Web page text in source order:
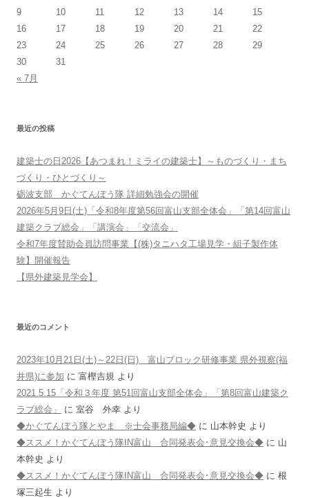
9
10 11 12 13 14
15
16
17 18 19 20 21
22
23
24 25 26 27 28
29
30
31
« 7月
最近の投稿
建築士の日2026【あつまれ！ミライの建築士】～ものづくり・まち
づくり・ひとづくり～
砺波支部 かぐてんぼう隊 詳細勉強会の開催
2026年5月9日(土)「令和8年度第56回富山支部全体会」「第14回富山
建築クラブ総会」「講演会」「交流会」
令和7年度賛助会員訪問事業【(株)タニハタ工場見学・組子製作体
験】開催報告
【県外建築見学会】
最近のコメント
2023年10月21日(土)～22日(日) 富山ブロック研修事業 県外視察(福
井県)に参加 に 富樫吉規 より
2021.5.15「令和３年度 第51回富山支部全体会」「第8回富山建築ク
ラブ総会」
に 室谷 外幸 より
◆かぐてんぼう隊とやま ※士会事務局編◆ に 山本幹史 より
◆ススメ！かぐてんぼう隊IN富山 合同発表会･意見交換会◆ に 山
本幹史 より
◆ススメ！かぐてんぼう隊IN富山 合同発表会･意見交換会◆ に 根
塚三起生 より